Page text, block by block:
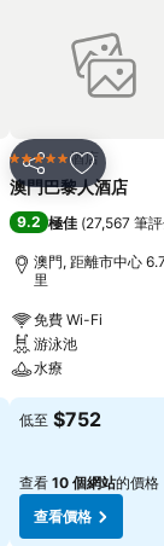
分享 放到收藏
5 星級 酒店
澳門巴黎人酒店
9.2 極佳 (27,567 筆
澳門, 距離市中心
里
免費 Wi-Fi
游泳池
水療
低至 $752
查看 10 個網站的價格
查看價格